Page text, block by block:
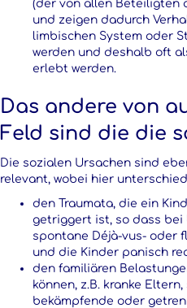
(der von allen Beteiligten
und zeigen dadurch
limbischen System oder
werden und deshalb oft
erlebt werden.
Das andere von
Feld sind die die
Die sozialen Ursachen sind
relevant, wobei hier
den Traumata, die ein
getriggert ist, so dass bei
spontane Déjà-vus- oder
und die Kinder panisch
den familiären
können, z.B. kranke
bekämpfende oder